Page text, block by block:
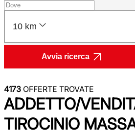
10 km
Avvia ricerca
4173 OFFERTE TROVATE
ADDETTO/
TIROCINIO